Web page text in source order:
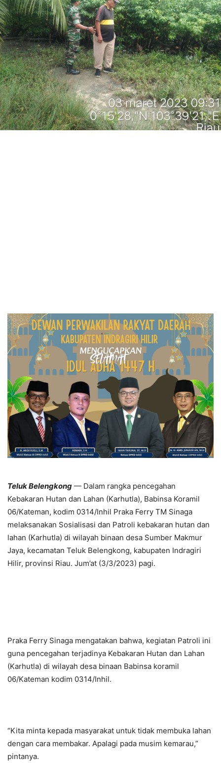
Teluk Belengkong — Dalam rangka pencegahan
Kebakaran Hutan dan Lahan (Karhutla), Babinsa Koramil
06/Kateman, kodim 0314/Inhil Praka Ferry TM Sinaga
melaksanakan Sosialisasi dan Patroli kebakaran hutan dan
lahan (Karhutla) di wilayah binaan desa Sumber Makmur
Jaya, kecamatan Teluk Belengkong, kabupaten Indragiri
Hilir, provinsi Riau. Jum’at (3/3/2023) pagi.
Praka Ferry Sinaga mengatakan bahwa, kegiatan Patroli ini
guna pencegahan terjadinya Kebakaran Hutan dan Lahan
(Karhutla) di wilayah desa binaan Babinsa koramil
06/Kateman kodim 0314/Inhil.
“Kita minta kepada masyarakat untuk tidak membuka lahan
dengan cara membakar. Apalagi pada musim kemarau,”
pintanya.